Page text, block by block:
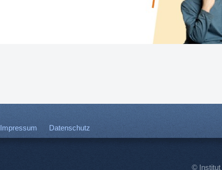
Impressum Datenschutz
© Institut